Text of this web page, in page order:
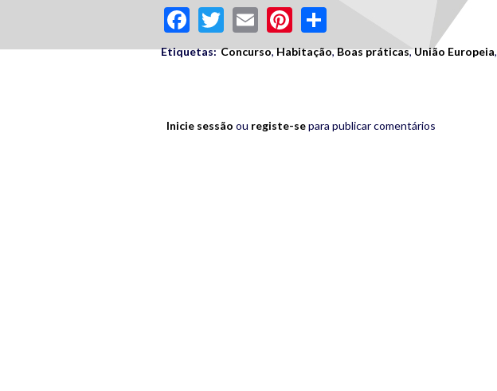
Facebook
Twitter
EmailPinterest
Etiquetas: Concurso,Habitação,Boas práticas,União Europeia,
Inicie sessão ou registe-separa publicar comentários